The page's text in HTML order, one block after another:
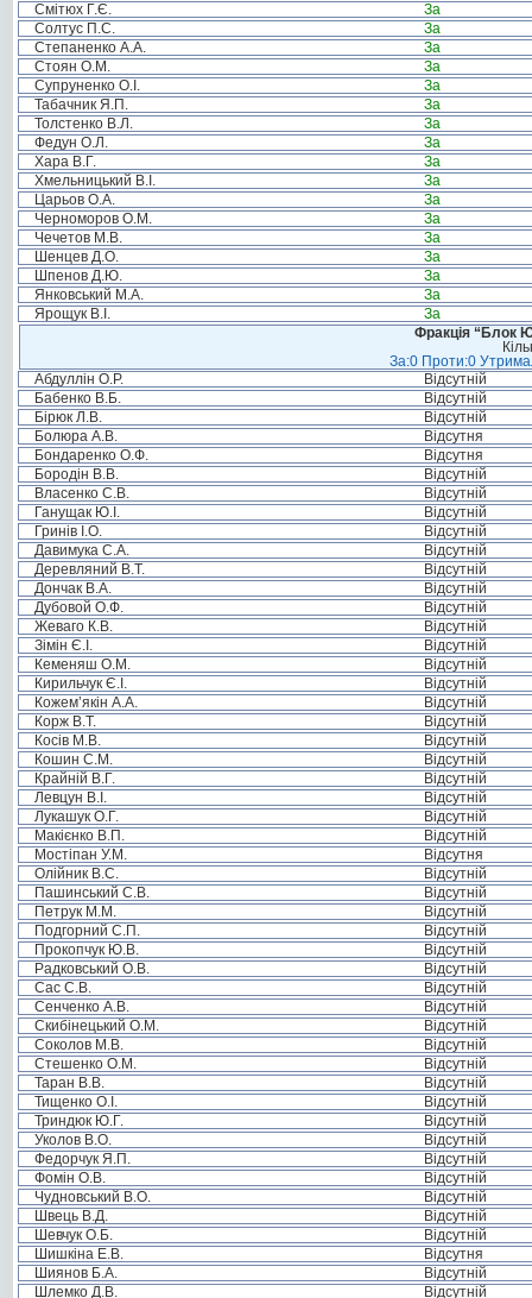
Смітюх Г.Є.
За
Солтус П.С.
За
Степаненко А.А.
За
Стоян О.М.
За
Супруненко О.І.
За
Табачник Я.П.
За
Толстенко В.Л.
За
Федун О.Л.
За
Хара В.Г.
За
Хмельницький В.І.
За
Царьов О.А.
За
Черноморов О.М.
За
Чечетов М.В.
За
Шенцев Д.О.
За
Шпенов Д.Ю.
За
Янковський М.А.
За
Ярощук В.І.
За
Фракція “Блок
За:0 Проти:0
Абдуллін О.Р.
Відсутній
Бабенко В.Б.
Відсутній
Бірюк Л.В.
Відсутній
Болюра А.В.
Відсутня
Бондаренко О.Ф.
Відсутня
Бородін В.В.
Відсутній
Власенко С.В.
Відсутній
Ганущак Ю.І.
Відсутній
Гринів І.О.
Відсутній
Давимука С.А.
Відсутній
Деревляний В.Т.
Відсутній
Дончак В.А.
Відсутній
Дубовой О.Ф.
Відсутній
Жеваго К.В.
Відсутній
Зімін Є.І.
Відсутній
Кеменяш О.М.
Відсутній
Кирильчук Є.І.
Відсутній
Кожем’якін А.А.
Відсутній
Корж В.Т.
Відсутній
Косів М.В.
Відсутній
Кошин С.М.
Відсутній
Крайній В.Г.
Відсутній
Левцун В.І.
Відсутній
Лукашук О.Г.
Відсутній
Макієнко В.П.
Відсутній
Мостіпан У.М.
Відсутня
Олійник В.С.
Відсутній
Пашинський С.В.
Відсутній
Петрук М.М.
Відсутній
Подгорний С.П.
Відсутній
Прокопчук Ю.В.
Відсутній
Радковський О.В.
Відсутній
Сас С.В.
Відсутній
Сенченко А.В.
Відсутній
Скибінецький О.М.
Відсутній
Соколов М.В.
Відсутній
Стешенко О.М.
Відсутній
Таран В.В.
Відсутній
Тищенко О.І.
Відсутній
Триндюк Ю.Г.
Відсутній
Уколов В.О.
Відсутній
Федорчук Я.П.
Відсутній
Фомін О.В.
Відсутній
Чудновський В.О.
Відсутній
Швець В.Д.
Відсутній
Шевчук О.Б.
Відсутній
Шишкіна Е.В.
Відсутня
Шиянов Б.А.
Відсутній
Шлемко Д.В.
Відсутній